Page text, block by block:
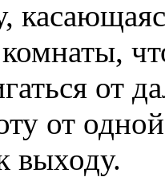
от
от
выходу.